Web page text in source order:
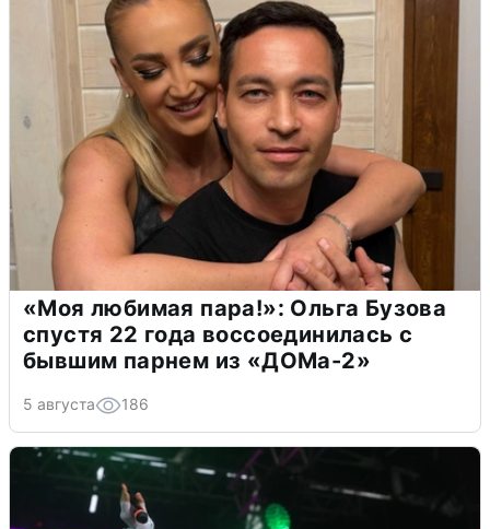
«Моя любимая пара!»: Ольга Бузова
спустя 22 года воссоединилась с
бывшим парнем из «ДОМа-2»
5 августа 186